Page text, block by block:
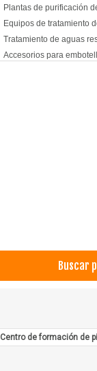
Plantas de purificación
Equipos de tratamiento
Tratamiento de aguas
Accesorios para
Buscar
Centro de formación de